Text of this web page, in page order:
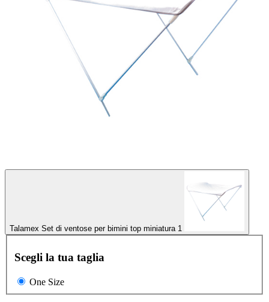
Talamex Set di ventose per bimini top miniatura 1
Scegli la tua taglia
One Size